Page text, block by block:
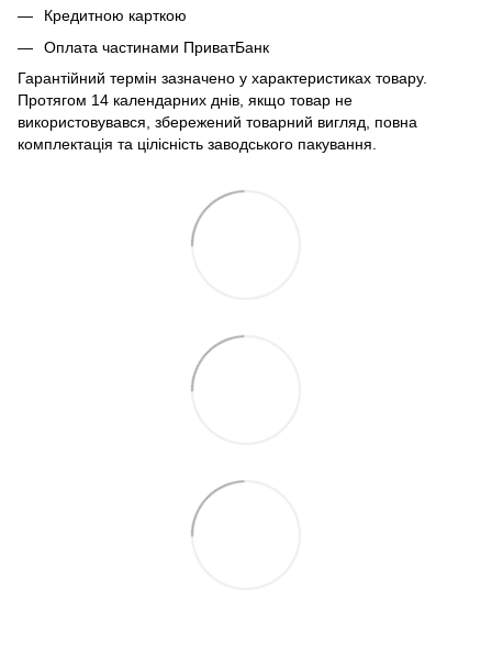
Кредитною карткою
Оплата частинами ПриватБанк
Гарантійний термін зазначено у характеристиках товару.
Протягом 14 календарних днів, якщо товар не
використовувався, збережений товарний вигляд, повна
комплектація та цілісність заводського пакування.